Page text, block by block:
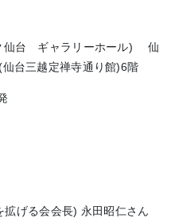
仙台 ギャラリーホール) 仙
台三越定禅寺通り館)6階
げる会会長) 永田昭仁さん